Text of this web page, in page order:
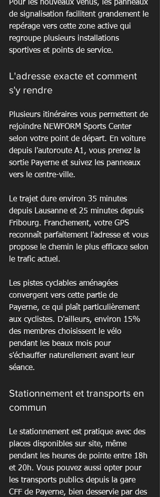
Pour les nouveaux venus, les panneaux
de signalisation facilitent grandement le
repérage vers cette zone active qui
regroupe plusieurs installations
sportives et points de service.
L'adresse exacte et comment
s'y rendre
Plusieurs itinéraires vous permettent de
rejoindre NEWFORM Sports Center
selon votre point de départ. En voiture
depuis l'autoroute A1, vous prenez la
sortie Payerne et suivez les panneaux
vers le centre-ville.
Le trajet dure environ 35 minutes
depuis Lausanne et 25 minutes depuis
Fribourg. Franchement, votre GPS
reconnaît parfaitement l'adresse et vous
propose le chemin le plus efficace selon
le trafic actuel.
Les pistes cyclables aménagées
convergent vers cette partie de
Payerne, ce qui plaît particulièrement
aux cyclistes. D'ailleurs, environ 15%
des membres choisissent le vélo
pendant les beaux mois pour
s'échauffer naturellement avant leur
séance.
Stationnement et transports en
commun
Le stationnement est pratique avec des
places disponibles sur site, même
pendant les heures de pointe entre 18h
et 20h. Vous pouvez aussi opter pour
les transports publics depuis la gare
CFF de Payerne, bien desservie par des